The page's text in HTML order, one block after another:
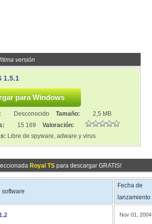
versión
1.5.1
Desconocido Tamaño:
2,5 MB
15 169
Valoración:
Libre de spyware, adware y virus
Royal TS para descargar GRATIS!
software
Fecha de
lanzamiento
Nov 01, 2004